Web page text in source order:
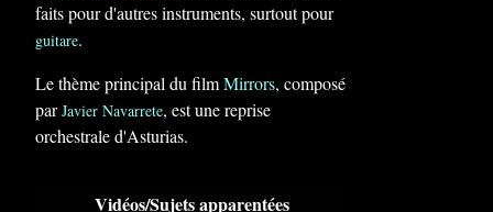
faits pour d'autres instruments, surtout pour
guitare.
Le thème principal du filmMirrors, composé
parJavier Navarrete, est une reprise
orchestrale d'Asturias.
Vidéos/Sujets apparentées